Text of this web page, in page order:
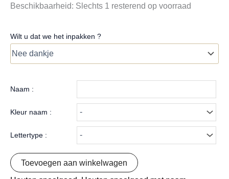
Beschikbaarheid: Slechts 1 resterend op voorraad
Wilt u dat we het inpakken ?
Naam :
Kleur naam :
Lettertype :
Toevoegen aan winkelwagen